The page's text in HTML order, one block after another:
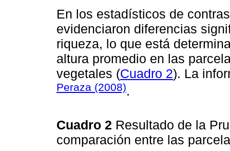
En los estadísticos de
evidenciaron diferencias
riqueza, lo que está
altura promedio en las
vegetales (Cuadro 2). La
Peraza (2008).
Cuadro 2 Resultado de la
comparación entre las